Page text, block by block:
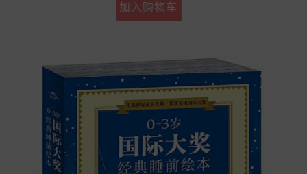
加入购物车